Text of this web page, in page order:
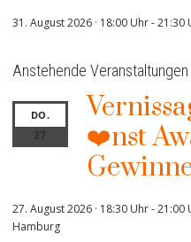
31. August 2026 · 18:00 Uhr-21:30
Anstehende Veranstaltungen
DO.
27
❤️nst
27. August 2026 · 18:30 Uhr-21:00
Hamburg